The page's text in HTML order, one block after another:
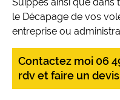
le Décapage de vos
entreprise ou
Contactez moi 06
rdv et faire un